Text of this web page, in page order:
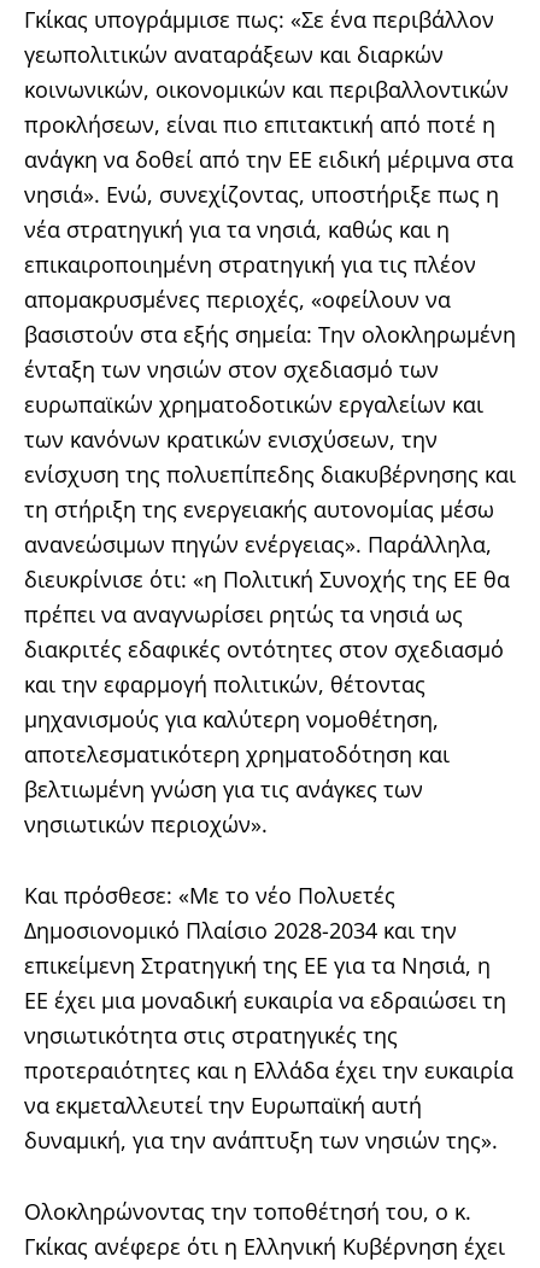
Γκίκας υπογράμμισε πως: «Σε ένα περιβάλλον
γεωπολιτικών αναταράξεων και διαρκών
κοινωνικών, οικονομικών και περιβαλλοντικών
προκλήσεων, είναι πιο επιτακτική από ποτέ η
ανάγκη να δοθεί από την ΕΕ ειδική μέριμνα στα
νησιά». Ενώ, συνεχίζοντας, υποστήριξε πως η
νέα στρατηγική για τα νησιά, καθώς και η
επικαιροποιημένη στρατηγική για τις πλέον
απομακρυσμένες περιοχές, «οφείλουν να
βασιστούν στα εξής σημεία: Την ολοκληρωμένη
ένταξη των νησιών στον σχεδιασμό των
ευρωπαϊκών χρηματοδοτικών εργαλείων και
των κανόνων κρατικών ενισχύσεων, την
ενίσχυση της πολυεπίπεδης διακυβέρνησης και
τη στήριξη της ενεργειακής αυτονομίας μέσω
ανανεώσιμων πηγών ενέργειας». Παράλληλα,
διευκρίνισε ότι: «η Πολιτική Συνοχής της ΕΕ θα
πρέπει να αναγνωρίσει ρητώς τα νησιά ως
διακριτές εδαφικές οντότητες στον σχεδιασμό
και την εφαρμογή πολιτικών, θέτοντας
μηχανισμούς για καλύτερη νομοθέτηση,
αποτελεσματικότερη χρηματοδότηση και
βελτιωμένη γνώση για τις ανάγκες των
νησιωτικών περιοχών».
Και πρόσθεσε: «Με το νέο Πολυετές
Δημοσιονομικό Πλαίσιο 2028-2034 και την
επικείμενη Στρατηγική της ΕΕ για τα Νησιά, η
ΕΕ έχει μια μοναδική ευκαιρία να εδραιώσει τη
νησιωτικότητα στις στρατηγικές της
προτεραιότητες και η Ελλάδα έχει την ευκαιρία
να εκμεταλλευτεί την Ευρωπαϊκή αυτή
δυναμική, για την ανάπτυξη των νησιών της».
Ολοκληρώνοντας την τοποθέτησή του, ο κ.
Γκίκας ανέφερε ότι η Ελληνική Κυβέρνηση έχει